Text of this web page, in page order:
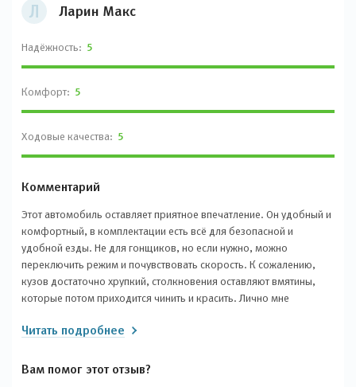
Л Ларин Макс
Надёжность: 5
Комфорт: 5
Ходовые качества: 5
Комментарий
Этот автомобиль оставляет приятное впечатление. Он удобный и
комфортный, в комплектации есть всё для безопасной и
удобной езды. Не для гонщиков, но если нужно, можно
переключить режим и почувствовать скорость. К сожалению,
кузов достаточно хрупкий, столкновения оставляют вмятины,
которые потом приходится чинить и красить. Лично мне
Читать подробнее
Вам помог этот отзыв?